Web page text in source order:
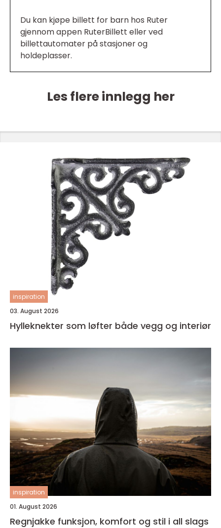
Du kan kjøpe billett for barn hos Ruter
gjennom appen RuterBillett eller ved
billettautomater på stasjoner og
holdeplasser.
Les flere innlegg her
inspiration
03. August 2026
Hylleknekter som løfter både vegg og interiør
inspiration
01. August 2026
Regnjakke funksjon, komfort og stil i all slags